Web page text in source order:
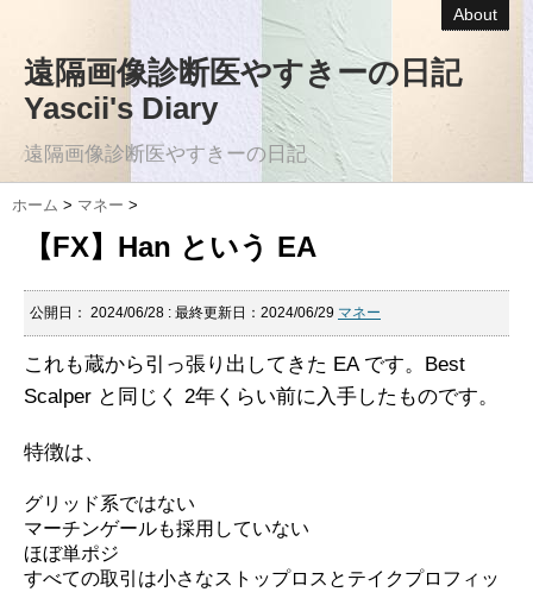
About
遠隔画像診断医やすきーの日記
Yascii's Diary
遠隔画像診断医やすきーの日記
ホーム > マネー >
【FX】Han という EA
公開日： 2024/06/28 : 最終更新日：2024/06/29 マネー
これも蔵から引っ張り出してきた EA です。Best
Scalper と同じく 2年くらい前に入手したものです。
特徴は、
グリッド系ではない
マーチンゲールも採用していない
ほぼ単ポジ
すべての取引は小さなストップロス とテイクプロフィッ